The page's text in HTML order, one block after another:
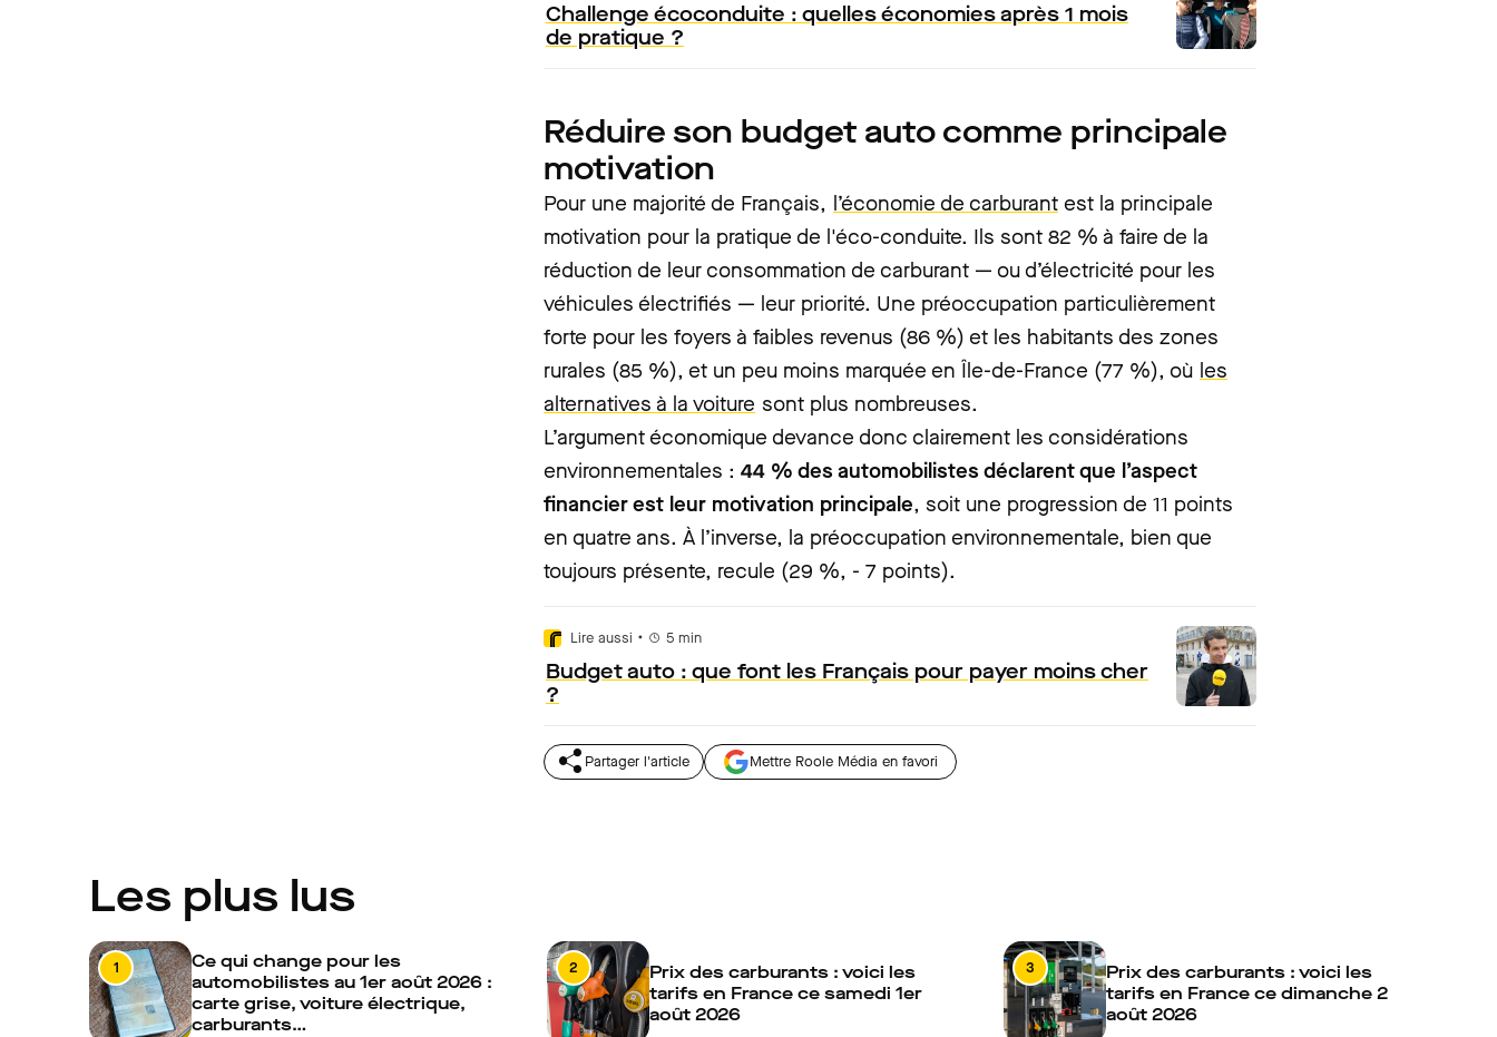
Challenge écoconduite : quelles économies après 1 mois
de pratique ?
Réduire son budget auto comme principale
motivation
Pour une majorité de Français, l’économie de carburant est la principale
motivation pour la pratique de l'éco-conduite. Ils sont 82 % à faire de la
réduction de leur consommation de carburant — ou d’électricité pour les
véhicules électrifiés — leur priorité. Une préoccupation particulièrement
forte pour les foyers à faibles revenus (86 %) et les habitants des zones
rurales (85 %), et un peu moins marquée en Île-de-France (77 %), où les
alternatives à la voiture sont plus nombreuses.
L’argument économique devance donc clairement les considérations
environnementales : 44 % des automobilistes déclarent que l’aspect
financier est leur motivation principale, soit une progression de 11 points
en quatre ans. À l’inverse, la préoccupation environnementale, bien que
toujours présente, recule (29 %, - 7 points).
Lire aussi • 5 min
Budget auto : que font les Français pour payer moins cher
?
Partager l'article Mettre Roole Média en favori
Les plus lus
1
Ce qui change pour les
automobilistes au 1er août 2026 :
carte grise, voiture électrique,
carburants…
2
Prix des carburants : voici les
tarifs en France ce samedi 1er
août 2026
3
Prix des carburants : voici les
tarifs en France ce dimanche 2
août 2026